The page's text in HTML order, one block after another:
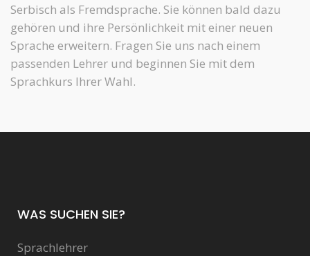
Serbisch als Fremdsprache. Sie können bald dazu
gehören und ihre Persönlichkeit mit einer neuen
Sprache erweitern. Fragen Sie uns nach einem
passenden Lehrer und beginnen Sie mit dem
Sprachkurs Ihrer Wahl.
WAS SUCHEN SIE?
Sprachlehrer